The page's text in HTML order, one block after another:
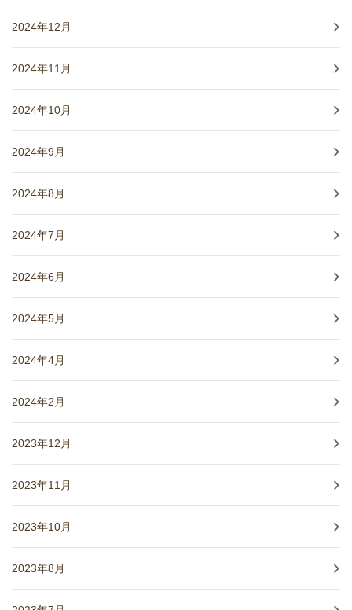
2024年12月
2024年11月
2024年10月
2024年9月
2024年8月
2024年7月
2024年6月
2024年5月
2024年4月
2024年2月
2023年12月
2023年11月
2023年10月
2023年8月